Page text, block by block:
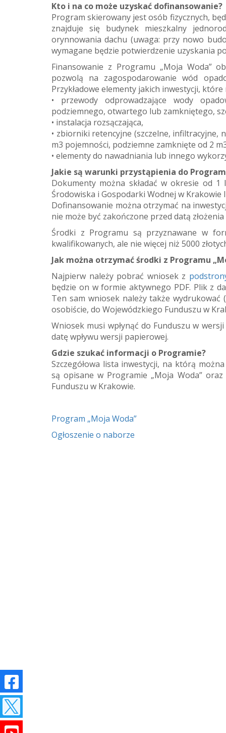
Kto i na co może uzyskać dofinansowanie?
Program skierowany jest osób fizycznych,
znajduje się budynek mieszkalny
orynnowania dachu (uwaga: przy nowo
wymagane będzie potwierdzenie uzyskania
Finansowanie z Programu „Moja Woda”
pozwolą na zagospodarowanie wód
Przykładowe elementy jakich inwestycji,
• przewody odprowadzające wody
podziemnego, otwartego lub zamkniętego,
• instalacja rozsączająca,
• zbiorniki retencyjne (szczelne, infiltracyjne,
m3 pojemności, podziemne zamknięte od 2
• elementy do nawadniania lub innego
Jakie są warunki przystąpienia do
Dokumenty można składać w okresie od
Środowiska i Gospodarki Wodnej w
Dofinansowanie można otrzymać na
nie może być zakończone przed datą
Środki z Programu są przyznawane w
kwalifikowanych, ale nie więcej niż 5000
Jak można otrzymać środki z Programu
Najpierw należy pobrać wniosek z
będzie on w formie aktywnego PDF. Plik z
Ten sam wniosek należy także wydrukować
osobiście, do Wojewódzkiego Funduszu w
Wniosek musi wpłynąć do Funduszu w
datę wpływu wersji papierowej.
Gdzie szukać informacji o Programie?
Szczegółowa lista inwestycji, na którą
są opisane w Programie „Moja Woda” oraz
Funduszu w Krakowie.
Program „Moja Woda”
Ogłoszenie o naborze